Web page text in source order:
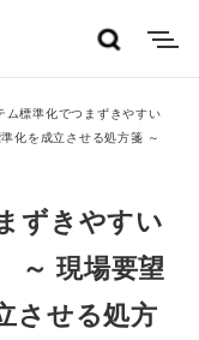
ム標準化でつまずきやすい
化を成立させる処方箋 ～
ずきやすい
～ 現場要望
させる処方